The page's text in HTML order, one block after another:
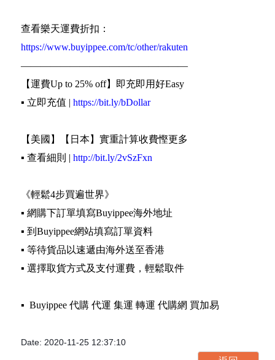
查看樂天運費折扣：
https://www.buyippee.com/tc/other/rakuten
—————————————————
【運費Up to 25% off】即充即用好Easy
▪️ 立即充值 | https://bit.ly/bDollar
【美國】【日本】實重計算收費慳更多
▪️ 查看細則 | http://bit.ly/2vSzFxn
《輕鬆4步買遍世界》
▪️ 網購下訂單填寫Buyippee海外地址
▪️ 到Buyippee網站填寫訂單資料
▪️ 等待貨品以速遞由海外送至香港
▪️ 選擇取貨方式及支付運費，輕鬆取件
▪️ Buyippee 代購 代運 集運 轉運 代購網 買加易
Date: 2020-11-25 12:37:10